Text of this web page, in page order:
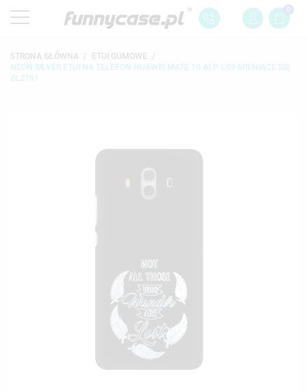
0
STRONA GŁÓWNA
ETUI GUMOWE
NEON SILVER ETUI NA TELEFON HUAWEI MATE 10 ALP-L09 MIENIĄCE SIĘ
ZLZ161